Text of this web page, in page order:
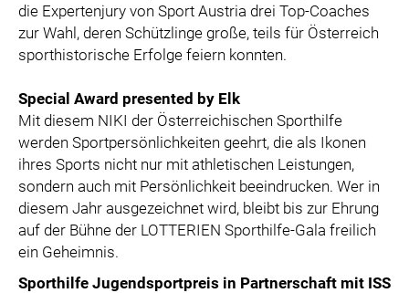
die Expertenjury von Sport Austria drei Top-Coaches
zur Wahl, deren Schützlinge große, teils für Österreich
sporthistorische Erfolge feiern konnten.
Special Award presented by Elk
Mit diesem NIKI der Österreichischen Sporthilfe
werden Sportpersönlichkeiten geehrt, die als Ikonen
ihres Sports nicht nur mit athletischen Leistungen,
sondern auch mit Persönlichkeit beeindrucken. Wer in
diesem Jahr ausgezeichnet wird, bleibt bis zur Ehrung
auf der Bühne der LOTTERIEN Sporthilfe-Gala freilich
ein Geheimnis.
Sporthilfe Jugendsportpreis in Partnerschaft mit ISS